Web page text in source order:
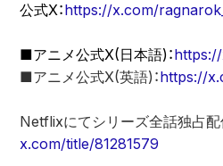
公式X：https://x.com/
■アニメ公式X(日本語)：
■アニメ公式X(英語)：https://
Netflixにてシリーズ全話独占配
x.com/title/81281579